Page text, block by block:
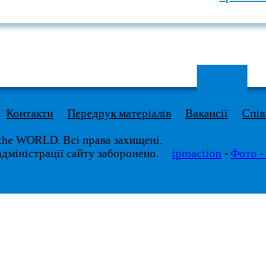
Контакти Передрук матеріалів Вакансії
WORLD. Всі права захищені.
сайту заборонено.
iproaction - Фото -